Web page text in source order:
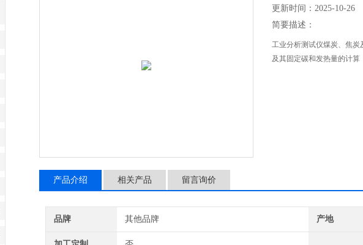
更新时间：2025-10-26
简要描述：
工业分析测试仪煤炭、焦
及其固定碳和发热量的计算
产品介绍 相关产品 留言询价
品牌 其他品牌 产地